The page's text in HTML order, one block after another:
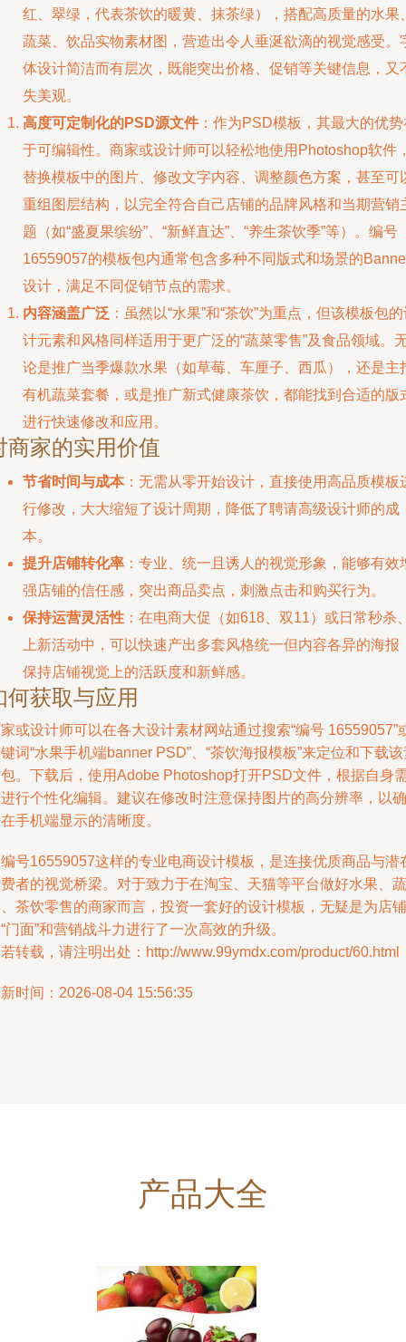
红、翠绿，代表茶饮的暖黄、抹茶绿），搭配高质量的水果
蔬菜、饮品实物素材图，营造出令人垂涎欲滴的视觉感受。
体设计简洁而有层次，既能突出价格、促销等关键信息，又
失美观。
高度可定制化的PSD源文件：作为PSD模板，其最大的优势
于可编辑性。商家或设计师可以轻松地使用Photoshop软件
替换模板中的图片、修改文字内容、调整颜色方案，甚至可
重组图层结构，以完全符合自己店铺的品牌风格和当期营销
题（如“盛夏果缤纷”、“新鲜直达”、“养生茶饮季”等）。编号
16559057的模板包内通常包含多种不同版式和场景的
设计，满足不同促销节点的需求。
内容涵盖广泛 ：虽然以“水果”和“茶饮”为重点，但该模板包
计元素和风格同样适用于更广泛的“蔬菜零售”及食品领域。
论是推广当季爆款水果（如草莓、车厘子、西瓜），还是主
有机蔬菜套餐，或是推广新式健康茶饮，都能找到合适的版
进行快速修改和应用。
商家的实用价值
节省时间与成本：无需从零开始设计，直接使用高品质模板
行修改，大大缩短了设计周期，降低了聘请高级设计师的成
本。
提升店铺转化率 ：专业、统一且诱人的视觉形象，能够有效
强店铺的信任感，突出商品卖点，刺激点击和购买行为。
保持运营灵活性 ：在电商大促（如618、双11）或日常秒杀
上新活动中，可以快速产出多套风格统一但内容各异的海报
保持店铺视觉上的活跃度和新鲜感。
何获取与应用
或设计师可以在各大设计素材网站通过搜索“编号 16559057”
词“水果手机端banner PSD”、“茶饮海报模板”来定位和下载
。下载后，使用Adobe Photoshop打开PSD文件，根据自身
行个性化编辑。建议在修改时注意保持图片的高分辨率，以确
手机端显示的清晰度。
号16559057这样的专业电商设计模板，是连接优质商品与潜
者的视觉桥梁。对于致力于在淘宝、天猫等平台做好水果、蔬
茶饮零售的商家而言，投资一套好的设计模板，无疑是为店铺
门面”和营销战斗力进行了一次高效的升级。
转载，请注明出处：http://www.99ymdx.com/product/60.html
时间：2026-08-04 15:56:35
产品大全